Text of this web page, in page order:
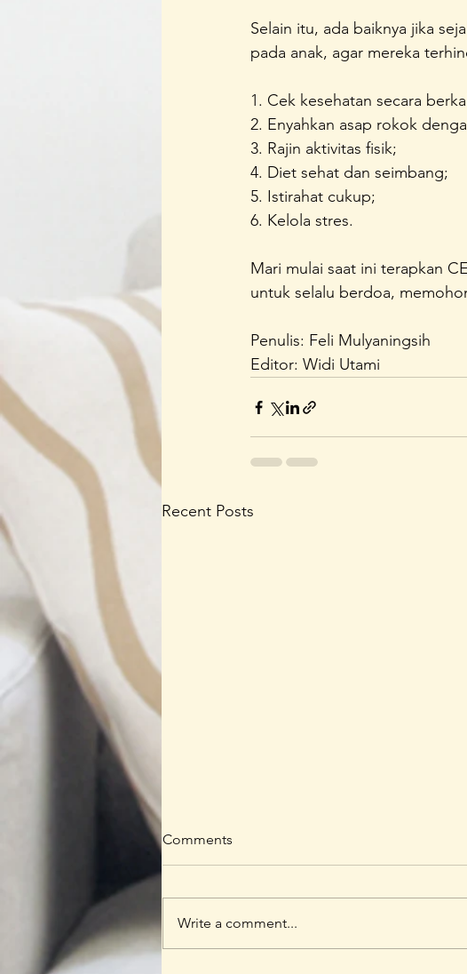
Selain itu, ada baiknya jika
pada anak, agar mereka
1. Cek kesehatan secara
2. Enyahkan asap rokok
3. Rajin aktivitas fisik;
4. Diet sehat dan seimbang;
5. Istirahat cukup;
6. Kelola stres.
Mari mulai saat ini terapkan
untuk selalu berdoa,
Penulis: Feli Mulyaningsih
Editor: Widi Utami
Recent Posts
Comments
Write a comment...